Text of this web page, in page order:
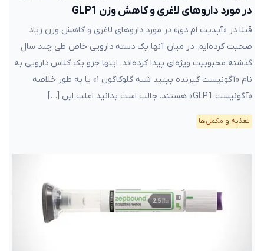
در مورد داروهای لاغری و کاهش وزن GLP1
قبلا در «آپدیت ام دی» در مورد داروهای لاغری و کاهش وزن زیاد
صحبت کرده‌ایم. در میان آنها یک دسته دارویی خاص طی چند سال
گذشته محبوبیت ویژه‌ای پیدا کرده‌اند. اینها جزو یک کلاس دارویی به
نام «آگونیست گیرنده پپتید شبه گلوکاگون ۱» یا به طور خلاصه
«آگونیست GLP1» هستند. جالب است بدانید اغلب این […]
تغذیه و مکمل‌ها